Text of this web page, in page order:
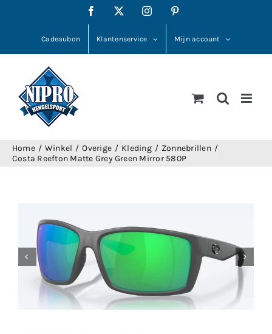
Facebook Instagram
Cadeaubon Klantenservice Mijn account
Home Winkel Overige Kleding
Zonnebrillen
Costa Reefton Matte Grey Green Mirror 580P